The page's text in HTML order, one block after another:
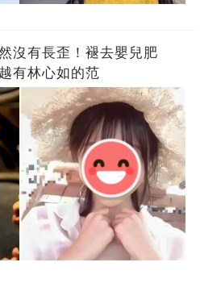
沒有長歪！褪去嬰兒肥
有林心如的范